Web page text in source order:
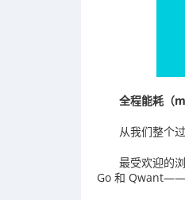
全程能耗（
从我们整个
最受欢迎的
Go 和 Qwant——